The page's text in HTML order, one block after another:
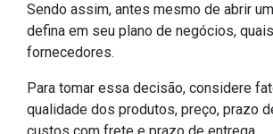
Sendo assim, antes mesmo de abrir
defina em seu plano de negócios,
fornecedores.
Para tomar essa decisão, considere
qualidade dos produtos, preço, prazo